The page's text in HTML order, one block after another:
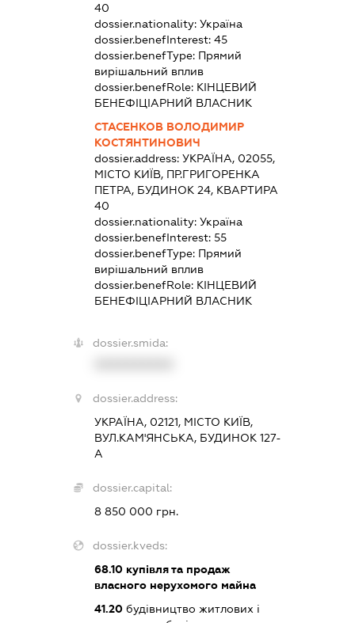
40
dossier.nationality: Україна
dossier.benefInterest: 45
dossier.benefType: Прямий
вирішальний вплив
dossier.benefRole: КІНЦЕВИЙ
БЕНЕФІЦІАРНИЙ ВЛАСНИК
СТАСЕНКОВ ВОЛОДИМИР
КОСТЯНТИНОВИЧ
dossier.address: УКРАЇНА, 02055,
МІСТО КИЇВ, ПР.ГРИГОРЕНКА
ПЕТРА, БУДИНОК 24, КВАРТИРА
40
dossier.nationality: Україна
dossier.benefInterest: 55
dossier.benefType: Прямий
вирішальний вплив
dossier.benefRole: КІНЦЕВИЙ
БЕНЕФІЦІАРНИЙ ВЛАСНИК
dossier.smida:
dossier.address:
УКРАЇНА, 02121, МІСТО КИЇВ,
ВУЛ.КАМ'ЯНСЬКА, БУДИНОК 127-
А
dossier.capital:
8 850 000 грн.
dossier.kveds:
68.10купівля та продаж
власного нерухомого майна
41.20будівництво житлових і